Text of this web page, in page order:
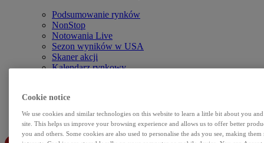
Podsumowanie rynków
NonStop
Notowania Live
Sezon wyników w USA
Skaner akcji
Kalendarz rynkowy
Rolowania
Kontakt
Cookie notice
We use cookies and similar technologies on this website to learn a little bit about you
site. This helps us improve your browsing experience and allows us to offer better
you and others. Some cookies are also used to personalise the ads you see, making